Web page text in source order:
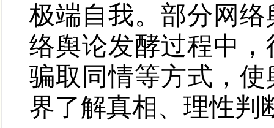
极端自我。部分网
络舆论发酵过程中
骗取同情等方式，
界了解真相、理性判